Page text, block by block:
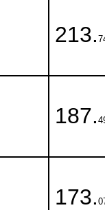
213.
187.
173.